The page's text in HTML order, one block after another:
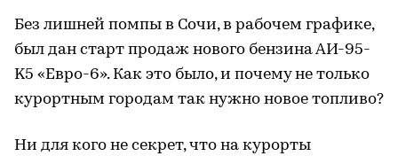
Без лишней помпы в Сочи, в рабочем графике,
был дан старт продаж нового бензина АИ-95-
K5 «Евро-6». Как это было, и почему не только
курортным городам так нужно новое топливо?
Ни для кого не секрет, что на курорты